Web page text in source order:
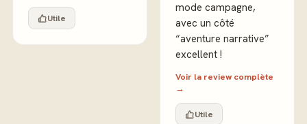
Utile
mode campagne,
avec un côté
“aventure narrative”
excellent !
Voir la review complète
→
Utile